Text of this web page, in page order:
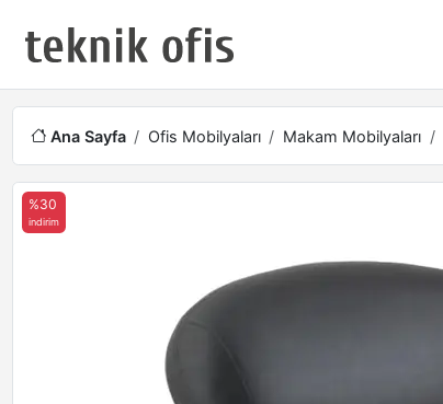
Ana Sayfa Ofis Mobilyaları Makam Mobilyaları
%30
indirim